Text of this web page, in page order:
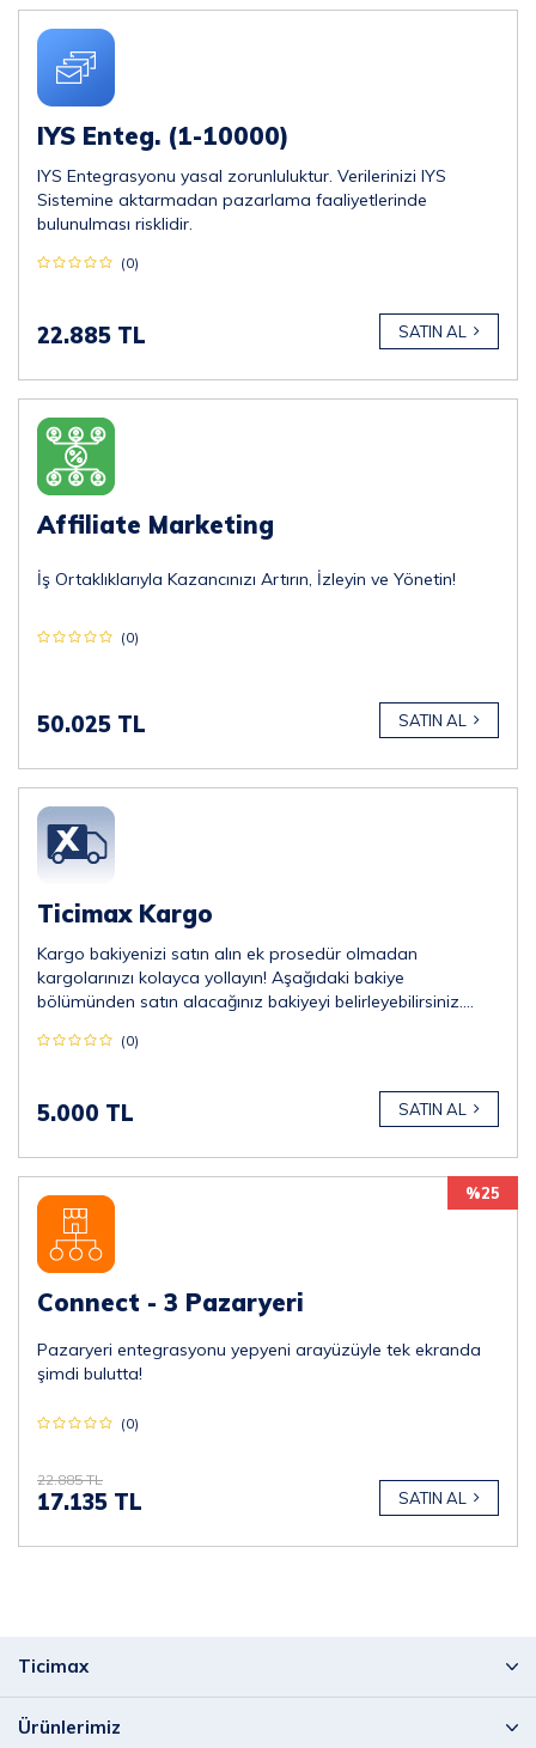
IYS Enteg. (1-10000)
IYS Entegrasyonu yasal zorunluluktur. Verilerinizi IYS
Sistemine aktarmadan pazarlama faaliyetlerinde
bulunulması risklidir.
(0)
22.885 TL SATIN AL
Affiliate Marketing
İş Ortaklıklarıyla Kazancınızı Artırın, İzleyin ve Yönetin!
(0)
50.025 TL SATIN AL
Ticimax Kargo
Kargo bakiyenizi satın alın ek prosedür olmadan
kargolarınızı kolayca yollayın! Aşağıdaki bakiye
bölümünden satın alacağınız bakiyeyi belirleyebilirsiniz.
(0)
5.000 TL SATIN AL
Connect - 3 Pazaryeri
Pazaryeri entegrasyonu yepyeni arayüzüyle tek ekranda
şimdi bulutta!
(0)
22.885 TL
17.135 TL SATIN AL
%25
Ticimax
Ürünlerimiz